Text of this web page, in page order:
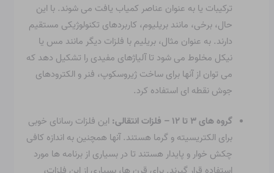
ترکیبات یا به عنوان عناصر کمیاب یافت می شوند. با این
حال، برخی، مانند بریلیوم، کاربردهای تکنولوژیکی مستقیم
دارند. به عنوان مثال، بریلیم با فلزات دیگر مانند مس یا
نیکل مخلوط می شود تا آلیاژهای مفیدی را تشکیل دهد که
می توان از آنها برای ساخت ژیروسکوپ، فنر و الکترودهای
جوش نقطه ای استفاده کرد.
گروه های ۳ تا ۱۲ – فلزات انتقالی:
این فلزات رسانای خوبی
برای الکتریسیته و گرما هستند. آنها همچنین به اندازه کافی
چکش خوار و پایدار هستند تا در بسیاری از برنامه ها مورد